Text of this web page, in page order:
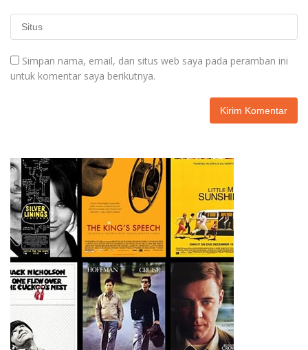
Simpan nama, email, dan situs web saya pada peramban ini
untuk komentar saya berikutnya.